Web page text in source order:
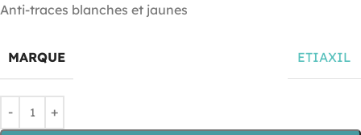
Anti-traces blanches et jaunes
MARQUE ETIAXIL